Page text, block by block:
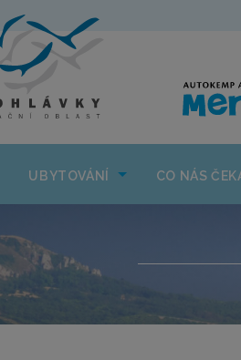
ÚVOD
UBYTOVÁNÍ CO NÁS